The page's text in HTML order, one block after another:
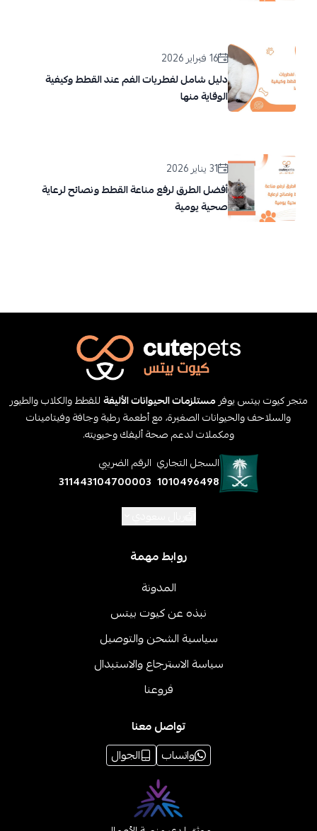
16 فبراير 2026
دليل شامل لفطريات الفم عند القطط وكيفية
الوقاية منها
31 يناير 2026
أفضل الطرق لرفع مناعة القطط ونصائح لرعاية
صحية يومية
متجر كيوت بيتس يوفر مستلزمات الحيوانات الأليفةللقطط والكلاب والطيور
والسلاحف والحيوانات الصغيرة، مع أطعمة رطبة وجافة وفيتامينات
ومكملات لدعم صحة أليفك وحيويته.
السجل التجاري
1010496498
الرقم الضريبي
311443104700003
روابط مهمة
المدونة
نبذه عن كيوت بيتس
سياسية الشحن والتوصيل
سياسة الاسترجاع والاستبدال
فروعنا
تواصل معنا
واتساب
الجوال